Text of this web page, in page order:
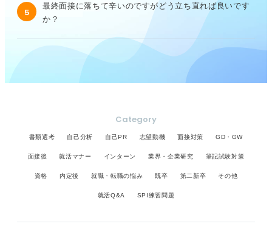
5
最終面接に落ちて辛いのですがどう立ち直れば良いです
か？
Category
書類選考 自己分析 自己PR 志望動機 面接対策 GD・GW
面接後 就活マナー インターン 業界・企業研究 筆記試験対策
資格 内定後 就職・転職の悩み 既卒 第二新卒 その他
就活Q&A SPI練習問題